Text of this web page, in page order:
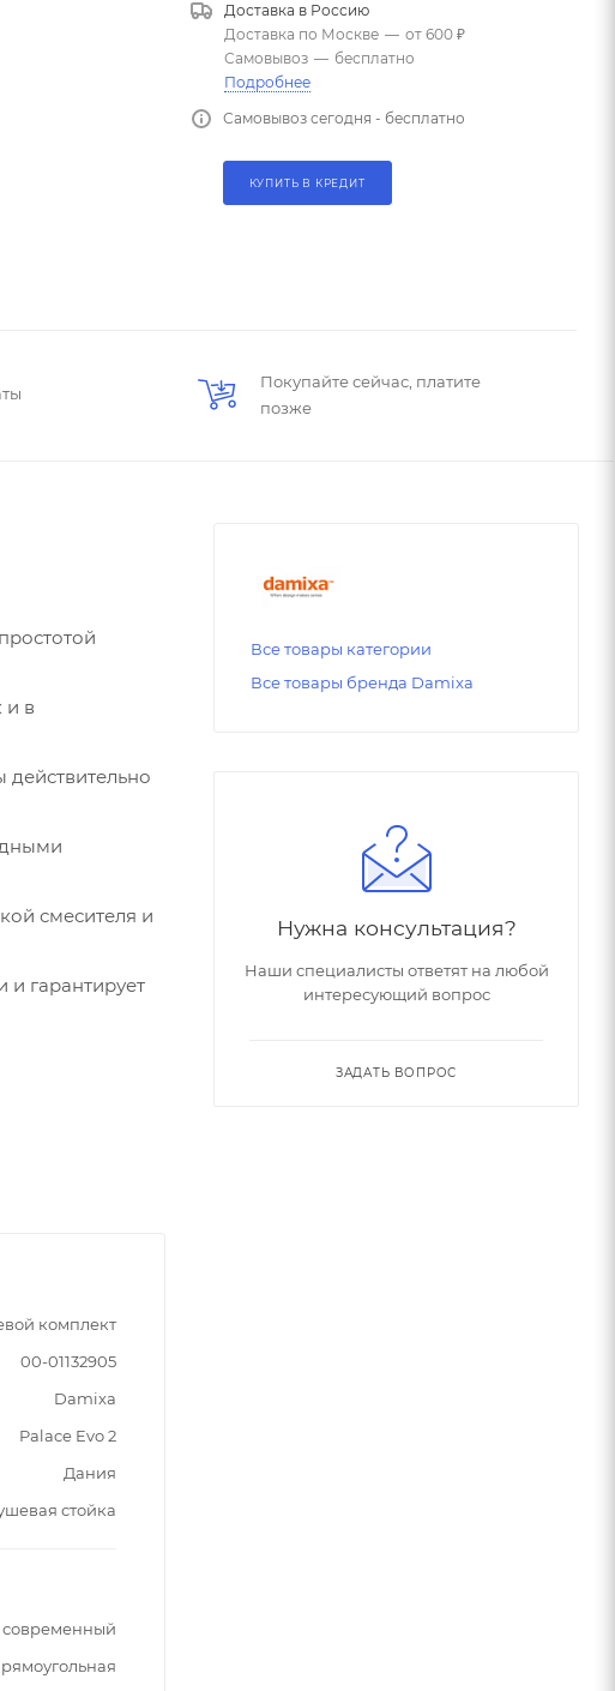
Доставка в Россию
Доставка по Москве — от 600 ₽
Самовывоз — бесплатно
Подробнее
Самовывоз сегодня - бесплатно
КУПИТЬ В КРЕДИТ
Покупайте сейчас, платите
позже
и в
смесителя и
гарантирует
комплект
00-01132905
Damixa
Palace Evo 2
Дания
стойка
современный
Все товары категории
Все товары бренда Damixa
Нужна консультация?
Наши специалисты ответят на любой
интересующий вопрос
ЗАДАТЬ ВОПРОС